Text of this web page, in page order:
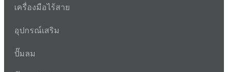
เครื่องมือไร้สาย
อุปกรณ์เสริม
ปั๊มลม